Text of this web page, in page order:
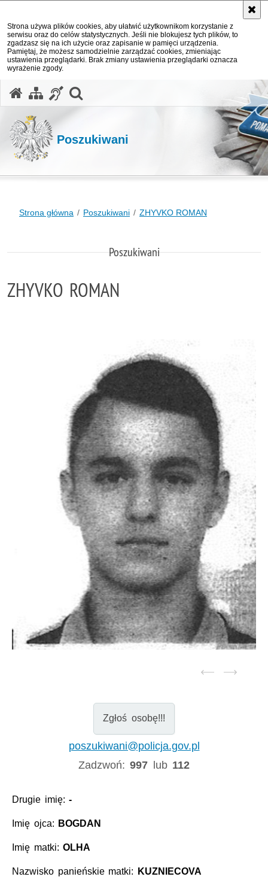
Strona używa plików cookies, aby ułatwić użytkownikom korzystanie z
serwisu oraz do celów statystycznych. Jeśli nie blokujesz tych plików, to
zgadzasz się na ich użycie oraz zapisanie w pamięci urządzenia.
Pamiętaj, że możesz samodzielnie zarządzać cookies, zmieniając
ustawienia przeglądarki. Brak zmiany ustawienia przeglądarki oznacza
wyrażenie zgody.
Poszukiwani
Strona główna Poszukiwani ZHYVKO ROMAN
Poszukiwani
ZHYVKO ROMAN
Zgłoś osobę!!!
poszukiwani@policja.gov.pl
Zadzwoń:997 lub 112
Drugie imię:-
Imię ojca: BOGDAN
Imię matki:OLHA
Nazwisko panieńskie matki: KUZNIECOVA